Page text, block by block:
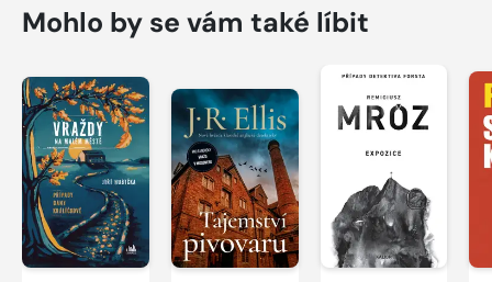
Mohlo by se vám také líbit